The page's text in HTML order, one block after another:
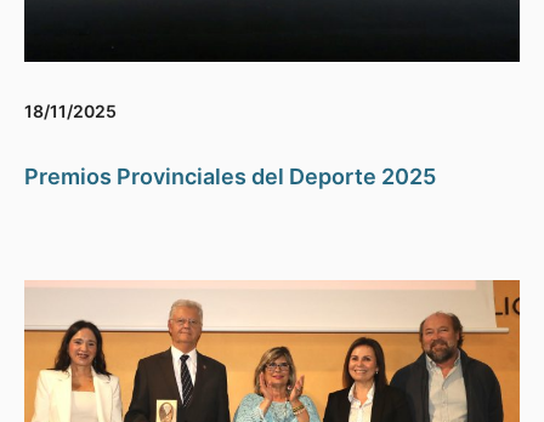
18/11/2025
Premios Provinciales del Deporte 2025